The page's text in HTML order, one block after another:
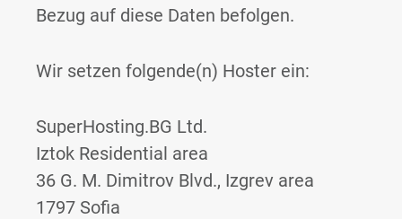
Bezug auf diese Daten befolgen.
Wir setzen folgende(n) Hoster ein:
SuperHosting.BG Ltd.
Iztok Residential area
36 G. M. Dimitrov Blvd., Izgrev area
1797 Sofia